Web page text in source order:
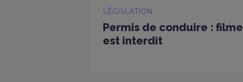
LÉGISLATION
Permis de conduire :
est interdit